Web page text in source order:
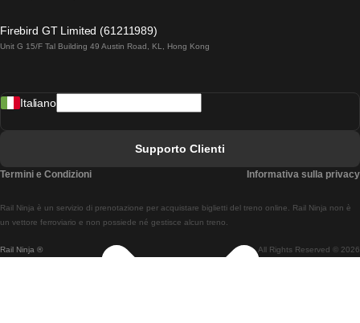
Treni Da Lisbona A Madrid
Treni Da Lisbon A Braga
Treni Da Braga A Lisbona
Firebird GT Limited (61211989)
Unit G 15/F Tal Building 49 Austin Road, KL, Hong Kong
Rail Ninja ® All Rights Reserved © 2026
Rail Ninja è un servizio di prenotazione per acquistare biglietti del treno online. Rail Ninja non è
un vettore ferroviario e non possiede né gestisce alcun treno.
Italiano
Supporto Clienti
Termini e Condizioni Informativa sulla privacy